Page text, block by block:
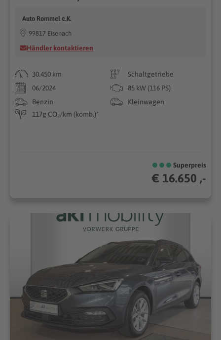
Auto Rommel e.K.
99817 Eisenach
Händler kontaktieren
30.450 km
Schaltgetriebe
06/2024
85 kW (116 PS)
Benzin
Kleinwagen
117g CO₂/km (komb.)*
Superpreis
€ 16.650 ,-